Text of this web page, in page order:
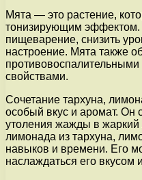
Мята — это растение,
тонизирующим эффектом.
пищеварение, снизить
настроение. Мята также
свойствами.
Сочетание тархуна,
особый вкус и аромат. Он
утоления жажды в жаркий
лимонада из тархуна,
навыков и времени. Его
наслаждаться его вкусом